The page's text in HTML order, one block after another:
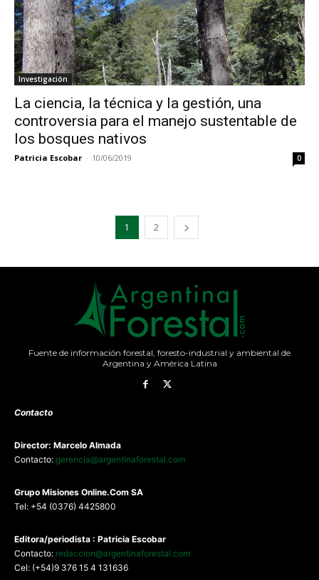
Investigación
La ciencia, la técnica y la gestión, una
controversia para el manejo sustentable de
los bosques nativos
Patricia Escobar - 10/06/2019 0
1 2
Fuente de información forestal, foresto-industrial y ambiental de
Argentina y América Latina
Contacto
Director: Marcelo Almada
Contacto: gerencia@argentinaforestal.com
Grupo Misiones Online.Com SA
Tel: +54 (0376) 4425800
Editora/periodista : Patricia Escobar
Contacto: redaccion@argentinaforestal.com
Cel: (+54)9 376 15 4 131636